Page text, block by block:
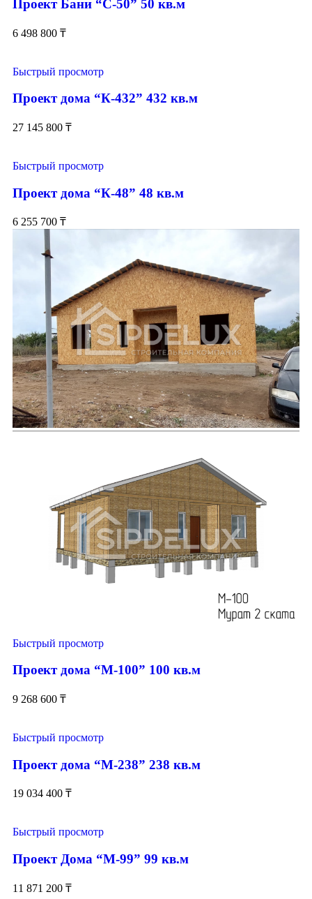
Проект Бани “С-50” 50 кв.м
6 498 800 ₸
Быстрый просмотр
Проект дома “К-432” 432 кв.м
27 145 800 ₸
Быстрый просмотр
Проект дома “К-48” 48 кв.м
6 255 700 ₸
Быстрый просмотр
Проект дома “М-100” 100 кв.м
9 268 600 ₸
Быстрый просмотр
Проект дома “М-238” 238 кв.м
19 034 400 ₸
Быстрый просмотр
Проект Дома “М-99” 99 кв.м
11 871 200 ₸